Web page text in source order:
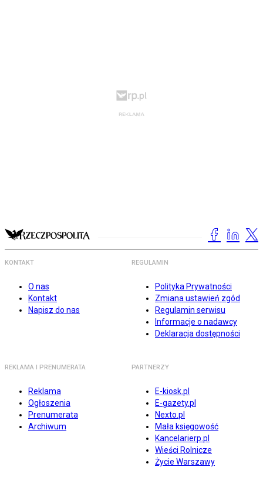
KONTAKT
O nas
Kontakt
Napisz do nas
REGULAMIN
Polityka Prywatności
Zmiana ustawień zgód
Regulamin serwisu
Informacje o nadawcy
Deklaracja dostępności
REKLAMA I PRENUMERATA
Reklama
Ogłoszenia
Prenumerata
Archiwum
PARTNERZY
E-kiosk.pl
E-gazety.pl
Nexto.pl
Mała księgowość
Kancelarierp.pl
Wieści Rolnicze
Życie Warszawy